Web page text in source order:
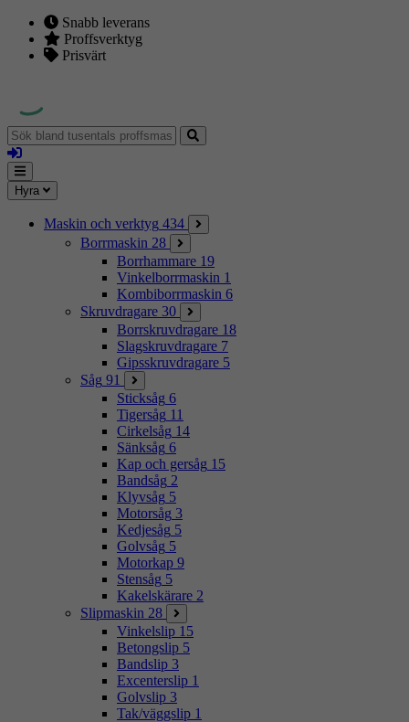
Snabb leverans
Proffsverktyg
Prisvärt
Sök
bland
tusentals
proffsmaskiner
Logga
in
Mina
sidor
Meny
Hyra
Maskin och verktyg 434
Borrmaskin 28
Borrhammare 19
Vinkelborrmaskin 1
Kombiborrmaskin 6
Skruvdragare 30
Borrskruvdragare 18
Slagskruvdragare 7
Gipsskruvdragare 5
Såg 91
Sticksåg 6
Tigersåg 11
Cirkelsåg 14
Sänksåg 6
Kap och gersåg 15
Bandsåg 2
Klyvsåg 5
Motorsåg 3
Kedjesåg 5
Golvsåg 5
Motorkap 9
Stensåg 5
Kakelskärare 2
Slipmaskin 28
Vinkelslip 15
Betongslip 5
Bandslip 3
Excenterslip 1
Golvslip 3
Tak/väggslip 1